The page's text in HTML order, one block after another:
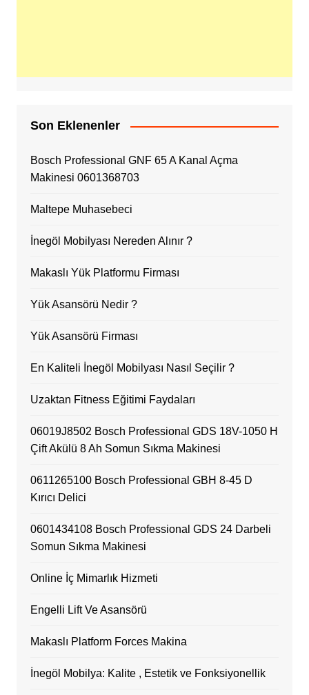
Son Eklenenler
Bosch Professional GNF 65 A Kanal Açma
Makinesi 0601368703
Maltepe Muhasebeci
İnegöl Mobilyası Nereden Alınır ?
Makaslı Yük Platformu Firması
Yük Asansörü Nedir ?
Yük Asansörü Firması
En Kaliteli İnegöl Mobilyası Nasıl Seçilir ?
Uzaktan Fitness Eğitimi Faydaları
06019J8502 Bosch Professional GDS 18V-1050 H
Çift Akülü 8 Ah Somun Sıkma Makinesi
0611265100 Bosch Professional GBH 8-45 D
Kırıcı Delici
0601434108 Bosch Professional GDS 24 Darbeli
Somun Sıkma Makinesi
Online İç Mimarlık Hizmeti
Engelli Lift Ve Asansörü
Makaslı Platform Forces Makina
İnegöl Mobilya: Kalite , Estetik ve Fonksiyonellik